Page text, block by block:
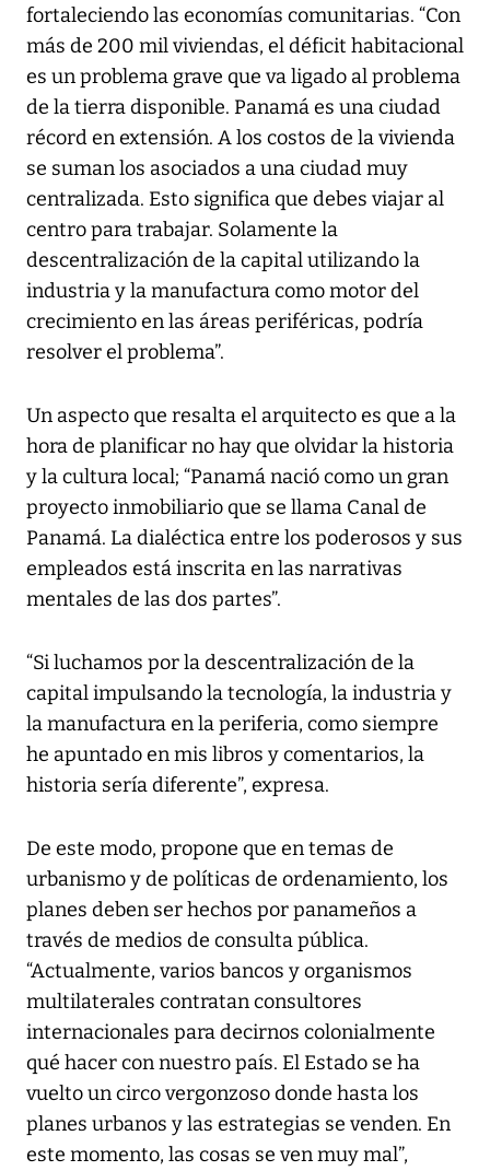
fortaleciendo las economías comunitarias. “Con
más de 200 mil viviendas, el déficit habitacional
es un problema grave que va ligado al problema
de la tierra disponible. Panamá es una ciudad
récord en extensión. A los costos de la vivienda
se suman los asociados a una ciudad muy
centralizada. Esto significa que debes viajar al
centro para trabajar. Solamente la
descentralización de la capital utilizando la
industria y la manufactura como motor del
crecimiento en las áreas periféricas, podría
resolver el problema”.
Un aspecto que resalta el arquitecto es que a la
hora de planificar no hay que olvidar la historia
y la cultura local; “Panamá nació como un gran
proyecto inmobiliario que se llama Canal de
Panamá. La dialéctica entre los poderosos y sus
empleados está inscrita en las narrativas
mentales de las dos partes”.
“Si luchamos por la descentralización de la
capital impulsando la tecnología, la industria y
la manufactura en la periferia, como siempre
he apuntado en mis libros y comentarios, la
historia sería diferente”, expresa.
De este modo, propone que en temas de
urbanismo y de políticas de ordenamiento, los
planes deben ser hechos por panameños a
través de medios de consulta pública.
“Actualmente, varios bancos y organismos
multilaterales contratan consultores
internacionales para decirnos colonialmente
qué hacer con nuestro país. El Estado se ha
vuelto un circo vergonzoso donde hasta los
planes urbanos y las estrategias se venden. En
este momento, las cosas se ven muy mal”,